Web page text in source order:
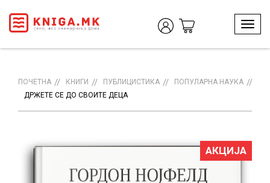
T
o
g
e
a
i
a
ПОЧЕТНА КНИГИ ПУБЛИЦИСТИКА
ПОПУЛАРНА НАУКА
ДРЖЕТЕ СЕ ДО СВОИТЕ ДЕЦА
АКЦИЈА